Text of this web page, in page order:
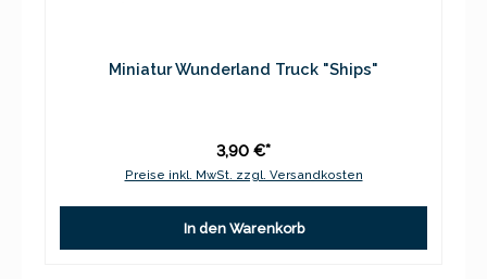
Miniatur Wunderland Truck "Ships"
3,90 €*
Preise inkl. MwSt. zzgl. Versandkosten
In den Warenkorb